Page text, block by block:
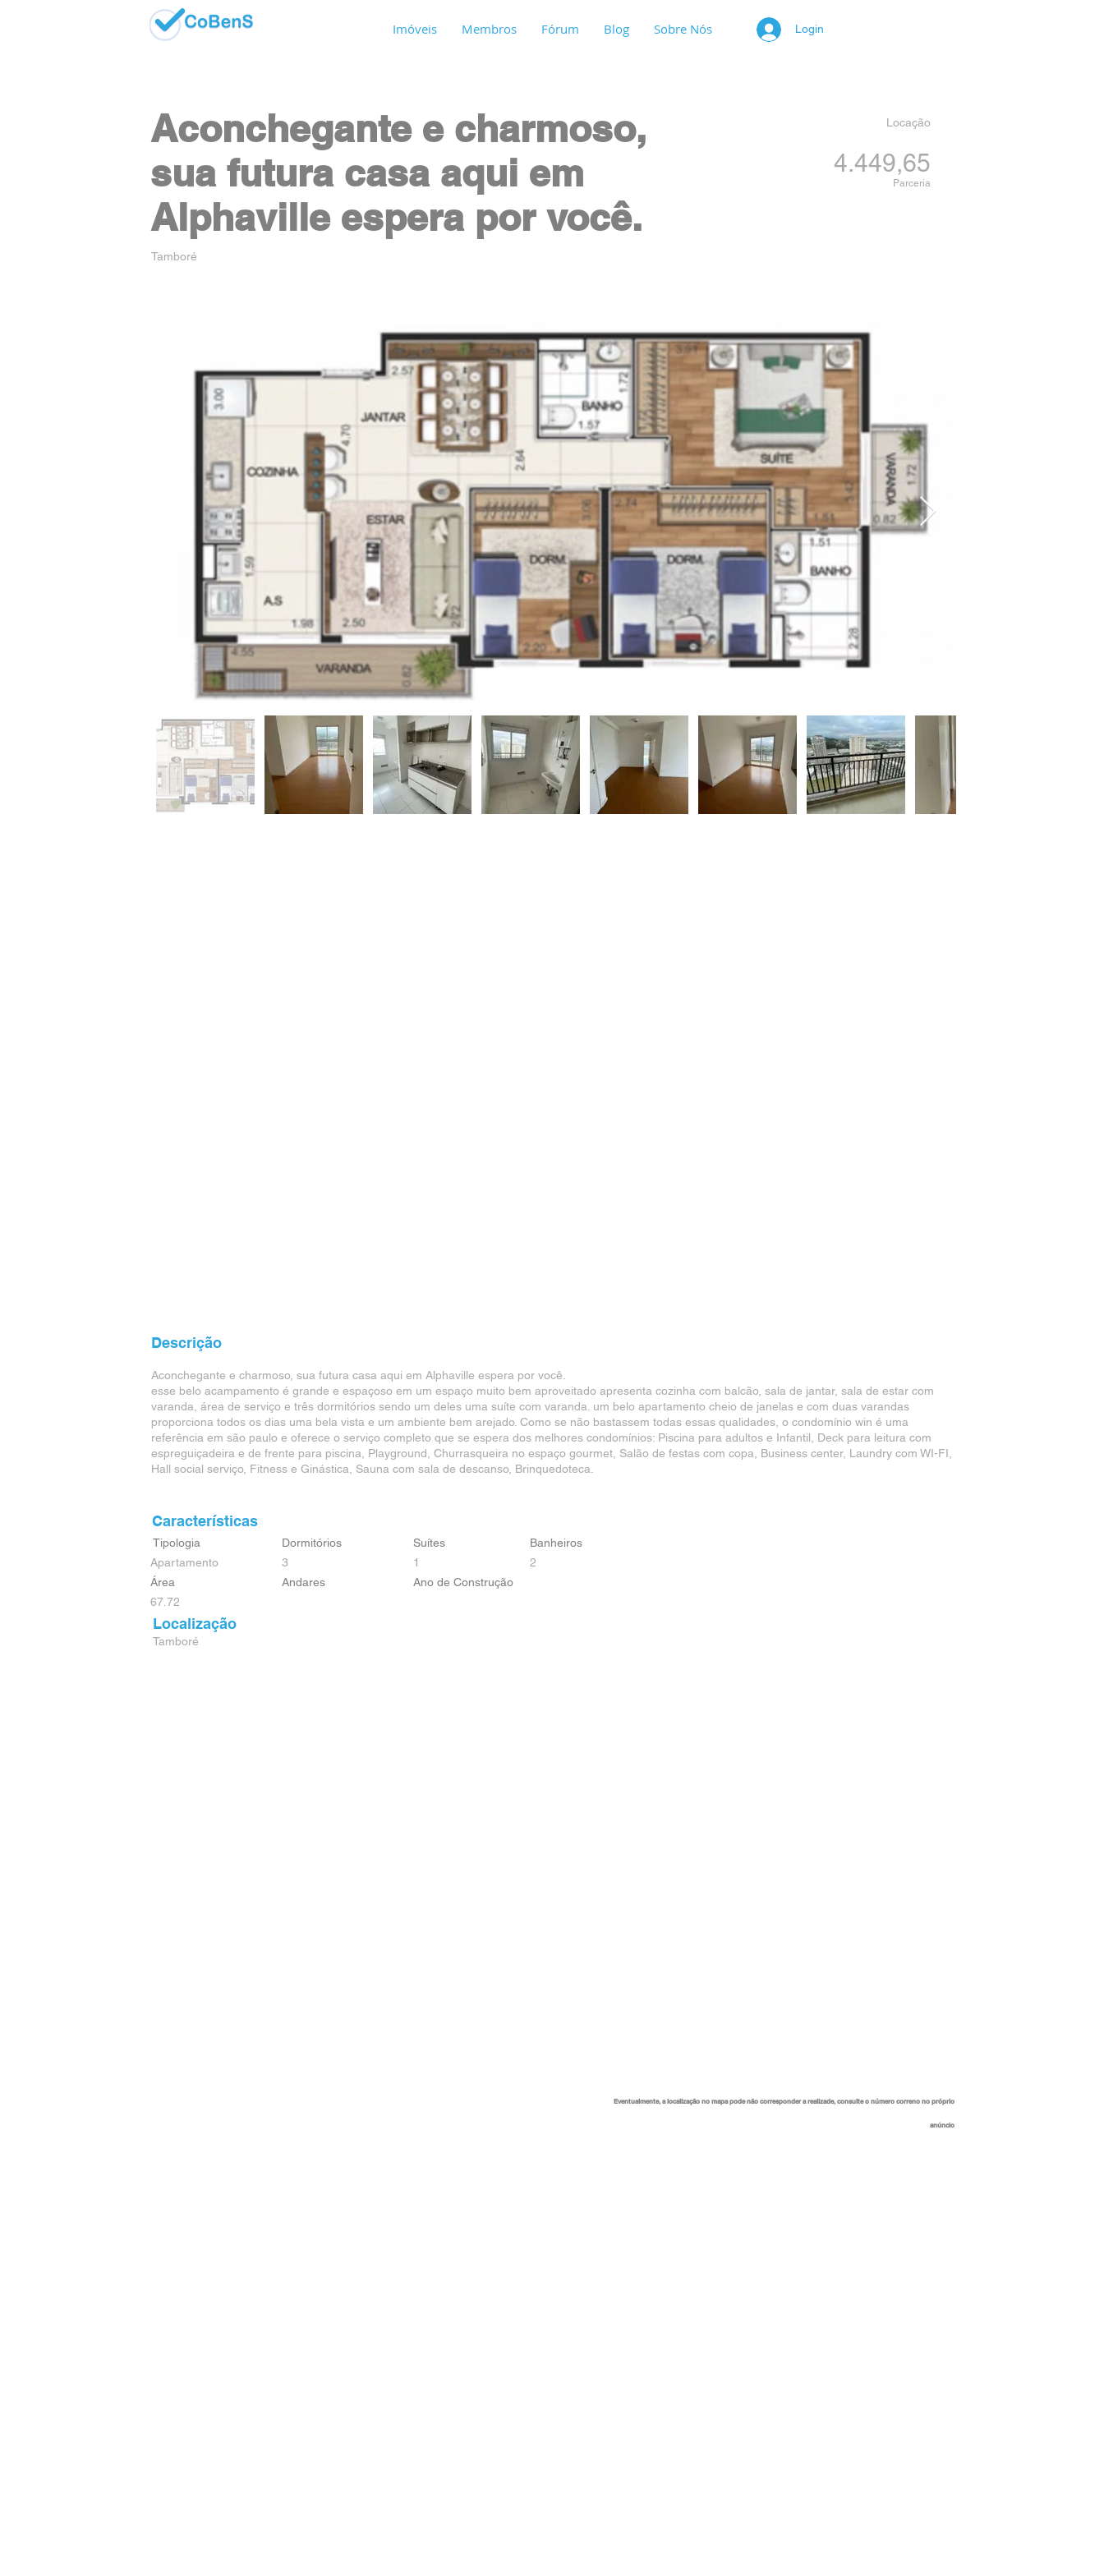
Imóveis Membros Fórum Blog Sobre Nós Login
Aconchegante e charmoso,
sua futura casa aqui em
Alphaville espera por você.
Tamboré
Locação
4.449,65
Parceria
Descrição
Aconchegante e charmoso, sua futura casa aqui em Alphaville espera por você.
esse belo acampamento é grande e espaçoso em um espaço muito bem aproveitado apresenta cozinha com balcão, sala de jantar, sala de estar com
varanda, área de serviço e três dormitórios sendo um deles uma suíte com varanda. um belo apartamento cheio de janelas e com duas varandas
proporciona todos os dias uma bela vista e um ambiente bem arejado. Como se não bastassem todas essas qualidades, o condomínio win é uma
referência em são paulo e oferece o serviço completo que se espera dos melhores condomínios: Piscina para adultos e Infantil, Deck para leitura com
espreguiçadeira e de frente para piscina, Playground, Churrasqueira no espaço gourmet, Salão de festas com copa, Business center, Laundry com WI-FI,
Hall social serviço, Fitness e Ginástica, Sauna com sala de descanso, Brinquedoteca.
Características
Dormitórios
Tipologia Suítes
Banheiros
Apartamento
3 1
2
Área
Andares
Ano de Construção
67.72
Localização
Tamboré
Eventualmente, a localização no mapa pode não corresponder a realizade, consulte o número correno no próprio
anúncio